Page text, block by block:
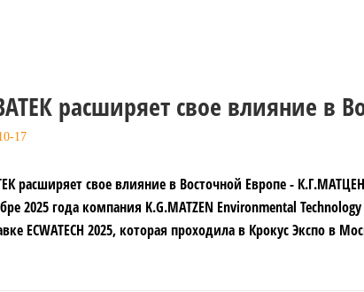
расширяет свое влияние в
возвращается в Москву
17
расширяет свое влияние в Восточной Европе -
2025 года компания K.G.MATZEN Environmental
ECWATECH 2025, которая проходила в Крокус Экспо в